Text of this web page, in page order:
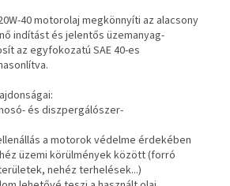
40 motorolaj megkönnyíti az alacsony
indítást és jelentős üzemanyag-
az egyfokozatú SAE 40-es
és diszpergálószer-
a motorok védelme érdekében
üzemi körülmények között (forró
nehéz terhelések...)